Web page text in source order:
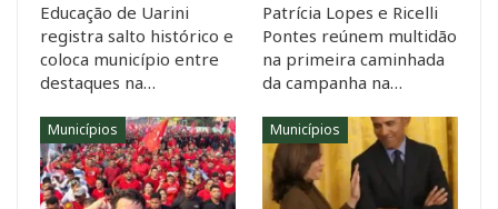
Educação de Uarini
registra salto histórico e
coloca município entre
destaques na…
Patrícia Lopes e Ricelli
Pontes reúnem multidão
na primeira caminhada
da campanha na…
Municípios Municípios